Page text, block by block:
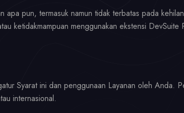
apa pun, termasuk namun tidak terbatas pada
ketidakmampuan menggunakan ekstensi DevSuite
Syarat ini dan penggunaan Layanan oleh Anda.
internasional.